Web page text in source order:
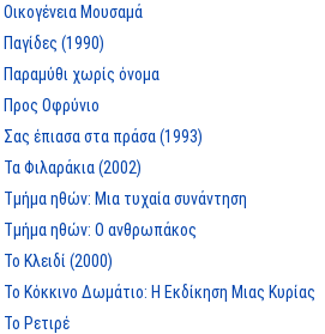
Οικογένεια Μουσαμά
Παγίδες (1990)
Παραμύθι χωρίς όνομα
Προς Οφρύνιο
Σας έπιασα στα πράσα (1993)
Τα Φιλαράκια (2002)
Τμήμα ηθών: Μια τυχαία συνάντηση
Τμήμα ηθών: Ο ανθρωπάκος
Το Κλειδί (2000)
Το Κόκκινο Δωμάτιο: Η Εκδίκηση Μιας Κυρίας
Το Ρετιρέ